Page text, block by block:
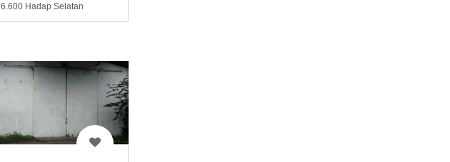
6.600 Hadap Selatan